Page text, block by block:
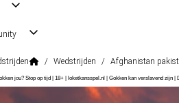
/ Wedstrijden / Afghanistan
jou? Stop op tijd | 18+ | loketkansspel.nl | Gokken kan verslavend zijn